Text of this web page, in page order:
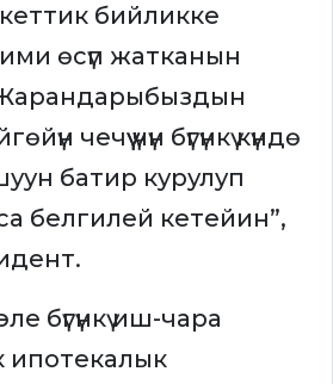
бийликке
өсүп жатканын
чечүү үчүн бүгүнкү күндө
батир курулуп
белгилей кетейин”,
бүгүнкү иш-чара
ипотекалык